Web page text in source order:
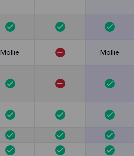
Mollie Mollie